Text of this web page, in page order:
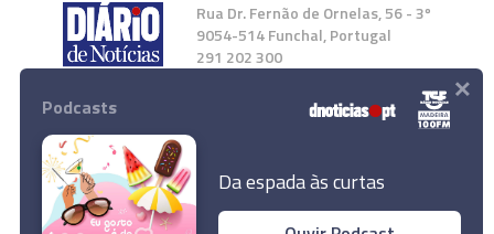
Rua Dr. Fernão de Ornelas, 56 - 3º
9054-514 Funchal, Portugal
291 202 300
Instale a nossa App
Podcasts
Da espada às curtas
×